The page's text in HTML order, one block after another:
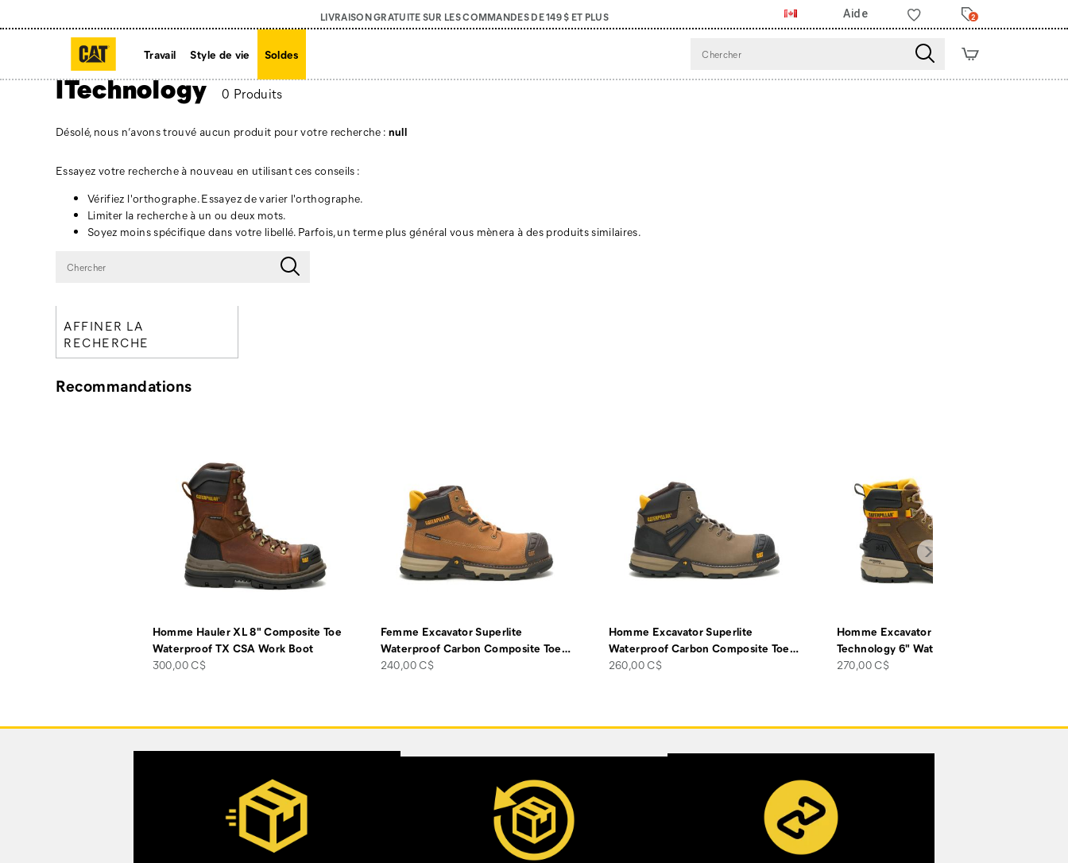
LIVRAISON GRATUITE SUR LES COMMANDES DE 149 $ ET PLUS Aide 2
Travail Style de vie Soldes
ITechnology 0 Produits
Désolé, nous n’avons trouvé aucun produit pour votre recherche : null
Essayez votre recherche à nouveau en utilisant ces conseils :
Vérifiez l'orthographe. Essayez de varier l'orthographe.
Limiter la recherche à un ou deux mots.
Soyez moins spécifique dans votre libellé. Parfois, un terme plus général vous mènera à des produits similaires.
AFFINER LA
RECHERCHE
Recommandations
Homme Hauler XL 8" Composite Toe
Waterproof TX CSA Work Boot
price
300,00 C$
Femme Excavator Superlite
Waterproof Carbon Composite Toe…
price
240,00 C$
Homme Excavator Superlite
Waterproof Carbon Composite Toe…
price
260,00 C$
Homme Excavator ft Power Spring™
Technology 6" Waterproof
price
270,00 C$
vers